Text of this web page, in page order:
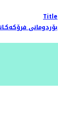
Title
بۆردومانی